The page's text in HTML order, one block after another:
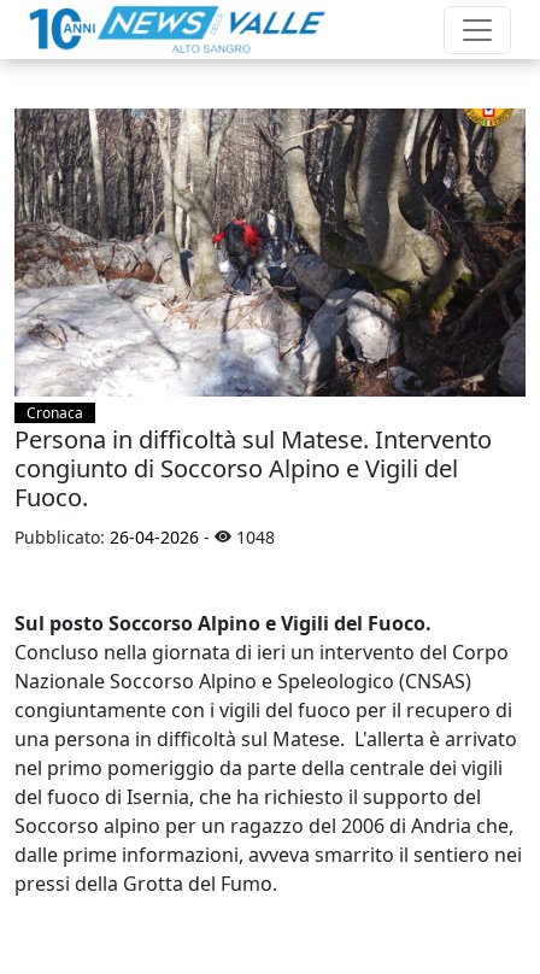
Cronaca
Persona in difficoltà sul Matese. Intervento
congiunto di Soccorso Alpino e Vigili del
Fuoco.
Pubblicato: 26-04-2026 - 1048
Sul posto Soccorso Alpino e Vigili del Fuoco.
Concluso nella giornata di ieri un intervento del Corpo
Nazionale Soccorso Alpino e Speleologico (CNSAS)
congiuntamente con i vigili del fuoco per il recupero di
una persona in difficoltà sul Matese. L'allerta è arrivato
nel primo pomeriggio da parte della centrale dei vigili
del fuoco di Isernia, che ha richiesto il supporto del
Soccorso alpino per un ragazzo del 2006 di Andria che,
dalle prime informazioni, avveva smarrito il sentiero nei
pressi della Grotta del Fumo.